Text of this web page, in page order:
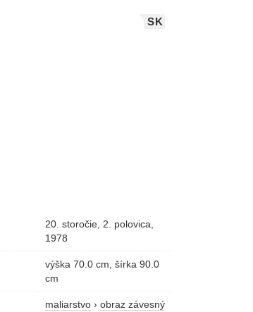
SK
20. storočie, 2. polovica,
1978
výška 70.0 cm, šírka 90.0
cm
maliarstvo › obraz závesný